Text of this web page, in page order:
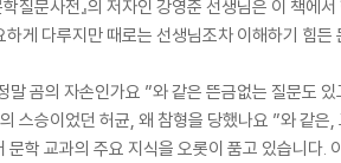
학질문사전』의 저자인 강영준 선생님은 이 책
게 다루지만 때로는 선생님조차 이해하기 힘
말 곰의 자손인가요 ”와 같은 뜬금없는 질문도
스승이었던 허균, 왜 참형을 당했나요 ”와 같
학 교과의 주요 지식을 오롯이 품고 있습니다